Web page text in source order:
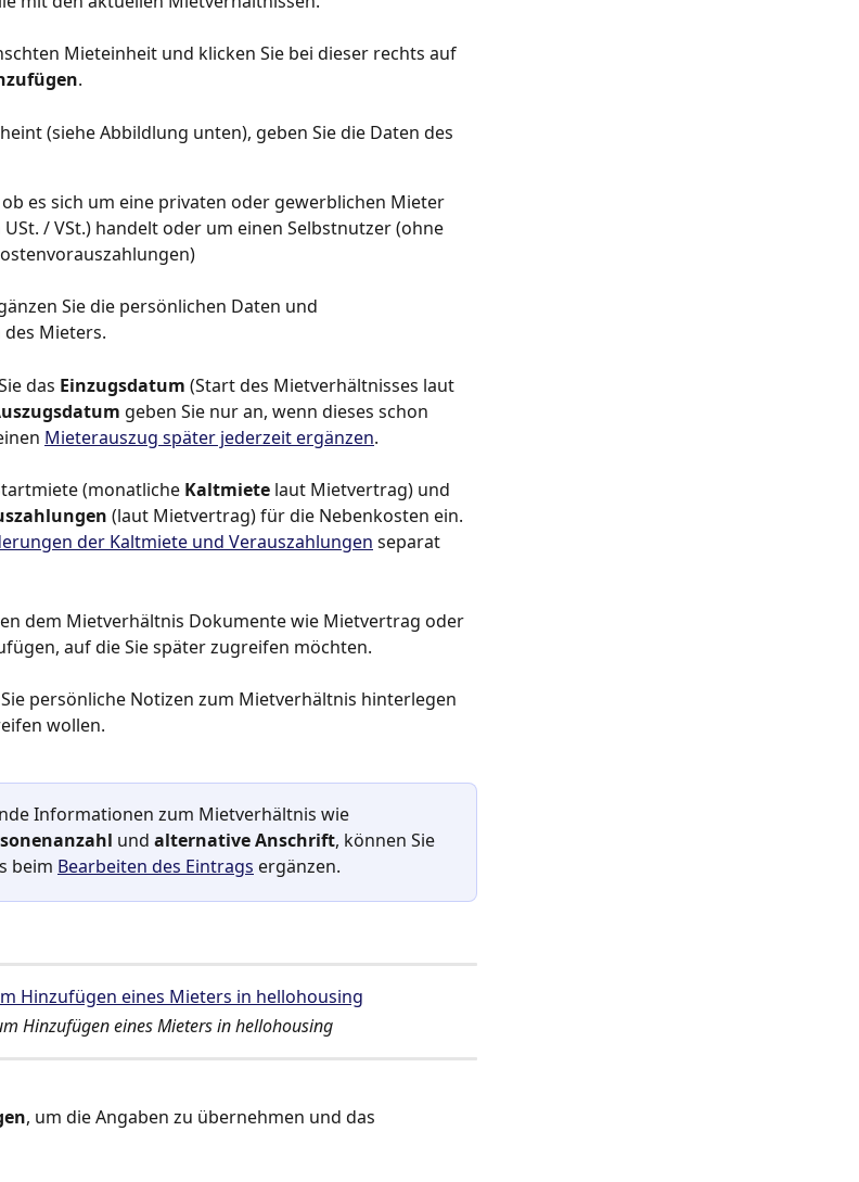
Mieteinheit und klicken Sie bei dieser rechts auf
.
(siehe Abbildlung unten), geben Sie die Daten des
ob es sich um eine privaten oder gewerblichen Mieter
/ VSt.) handelt oder um einen Selbstnutzer (ohne
Sie die persönlichen Daten und
Mieters.
das Einzugsdatum (Start des Mietverhältnisses laut
geben Sie nur an, wenn dieses schon
Mieterauszug später jederzeit ergänzen.
(monatliche Kaltmiete laut Mietvertrag) und
(laut Mietvertrag) für die Nebenkosten ein.
der Kaltmiete und Verauszahlungen separat
dem Mietverhältnis Dokumente wie Mietvertrag oder
auf die Sie später zugreifen möchten.
persönliche Notizen zum Mietverhältnis hinterlegen
wollen.
Informationen zum Mietverhältnis wie
und alternative Anschrift, können Sie
beim Bearbeiten des Eintrags ergänzen.
Hinzufügen eines Mieters in hellohousing
, um die Angaben zu übernehmen und das